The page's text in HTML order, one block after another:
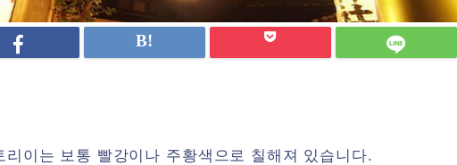
리이는 보통 빨강이나 주황색으로 칠해져 있습니다.